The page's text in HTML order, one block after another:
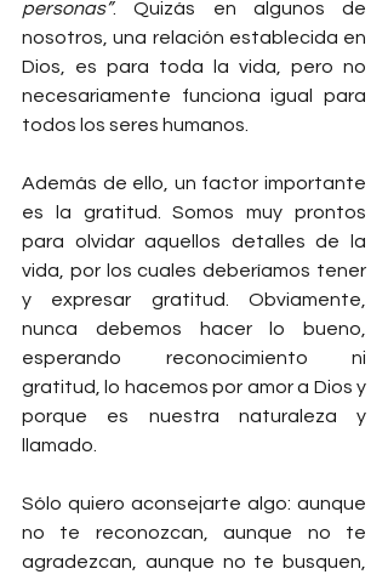
personas”. Quizás en algunos de
nosotros, una relación establecida en
Dios, es para toda la vida, pero no
necesariamente funciona igual para
todos los seres humanos.
Además de ello, un factor importante
es la gratitud. Somos muy prontos
para olvidar aquellos detalles de la
vida, por los cuales deberíamos tener
y expresar gratitud. Obviamente,
nunca debemos hacer lo bueno,
esperando reconocimiento ni
gratitud, lo hacemos por amor a Dios y
porque es nuestra naturaleza y
llamado.
Sólo quiero aconsejarte algo: aunque
no te reconozcan, aunque no te
agradezcan, aunque no te busquen,